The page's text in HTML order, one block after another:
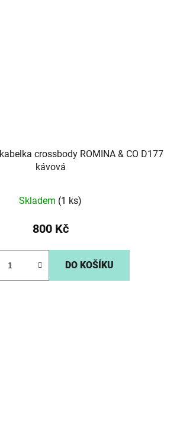
crossbody ROMINA & CO D177
kávová
Skladem (1 ks)
800 Kč
DO KOŠÍKU